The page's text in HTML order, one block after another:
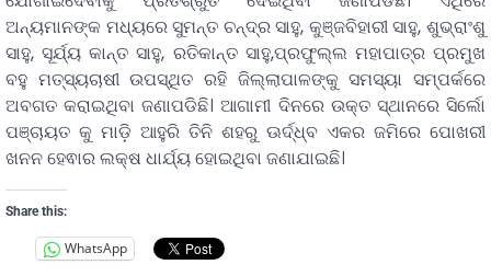
ଅନ୍ୟମାନଙ୍କ ମଧ୍ୟରେ ସୁମନ୍ତ ଚନ୍ଦ୍ର ସାହୁ, କୁଞ୍ଜବିହାରୀ ସାହୁ, ଶୁଭ୍ରାଂଶୁ
ସାହୁ, ସୂର୍ଯ୍ୟ କାନ୍ତ ସାହୁ, ରତିକାନ୍ତ ସାହୁ,ପ୍ରଫୁଲ୍ଲ ମହାପାତ୍ର ପ୍ରମୁଖ
ବହୁ ମତ୍ସ୍ୟଚାଷୀ ଉପସ୍ଥିତ ରହି ଜିଲ୍ଲାପାଳଙ୍କୁ ସମସ୍ୟା ସମ୍ପର୍କରେ
ଅବଗତ କରାଇଥିବା ଜଣାପଡିଛି। ଆଗାମୀ ଦିନରେ ଉକ୍ତ ସ୍ଥାନରେ‌ ସିର୍ଲୋ
ପଞ୍ଚାୟତ କୁ ମାଡ଼ି ଆହୁରି ତିନି ଶହରୁ ଊର୍ଦ୍ଧ୍ବ ଏକର ଜମିରେ ପୋଖରୀ
ଖନନ ହେଵାର ଲକ୍ଷ ଧାର୍ଯ୍ୟ ହୋଇଥିବା ଜଣାଯାଇଛି।
Share this:
WhatsApp